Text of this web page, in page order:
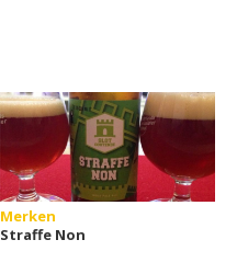
Merken
Straffe Non